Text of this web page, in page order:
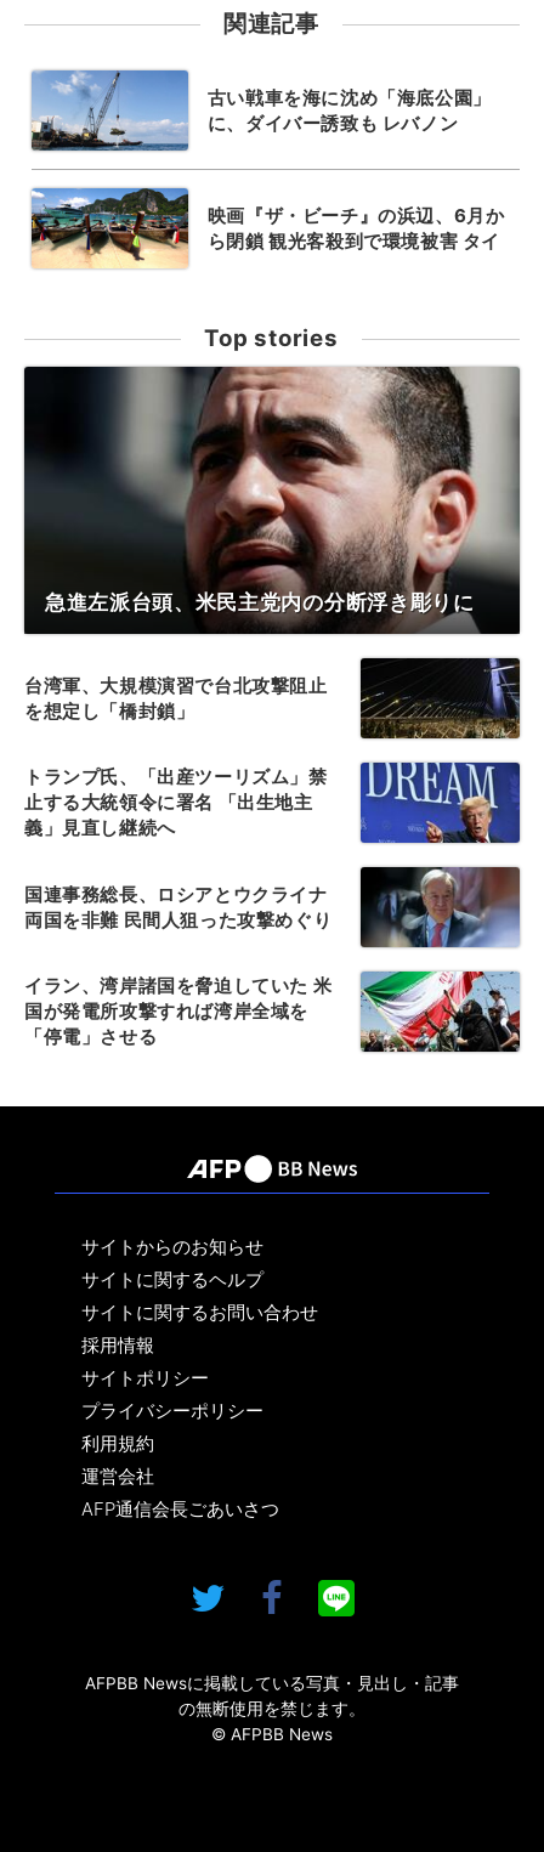
関連記事
古い戦車を海に沈め「海底公園」
に、ダイバー誘致も レバノン
映画『ザ・ビーチ』の浜辺、6月か
ら閉鎖 観光客殺到で環境被害 タイ
Top stories
急進左派台頭、米民主党内の分断浮き彫りに
台湾軍、大規模演習で台北攻撃阻止
を想定し「橋封鎖」
トランプ氏、「出産ツーリズム」禁
止する大統領令に署名 「出生地主
義」見直し継続へ
国連事務総長、ロシアとウクライナ
両国を非難 民間人狙った攻撃めぐり
イラン、湾岸諸国を脅迫していた 米
国が発電所攻撃すれば湾岸全域を
「停電」させる
サイトからのお知らせ
サイトに関するヘルプ
サイトに関するお問い合わせ
採用情報
サイトポリシー
プライバシーポリシー
利用規約
運営会社
AFP通信会長ごあいさつ
AFPBB Newsに掲載している写真・見出し・記事
の無断使用を禁じます。
© AFPBB News